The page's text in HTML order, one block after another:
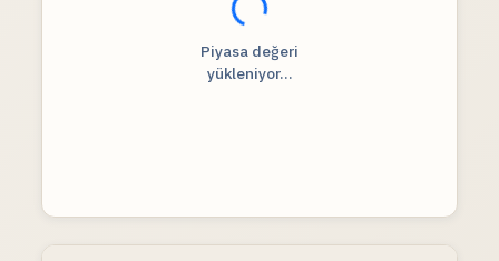
Fiyat verileri yükleniyor...
Piyasa değeri
yükleniyor...